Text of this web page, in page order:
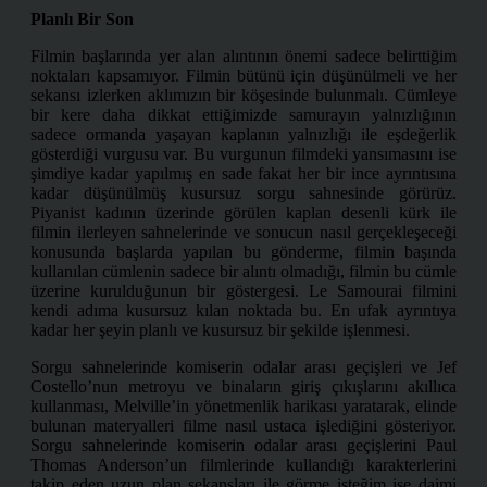
Planlı Bir Son
Filmin başlarında yer alan alıntının önemi sadece belirttiğim
noktaları kapsamıyor. Filmin bütünü için düşünülmeli ve her
sekansı izlerken aklımızın bir köşesinde bulunmalı. Cümleye
bir kere daha dikkat ettiğimizde samurayın yalnızlığının
sadece ormanda yaşayan kaplanın yalnızlığı ile eşdeğerlik
gösterdiği vurgusu var. Bu vurgunun filmdeki yansımasını ise
şimdiye kadar yapılmış en sade fakat her bir ince ayrıntısına
kadar düşünülmüş kusursuz sorgu sahnesinde görürüz.
Piyanist kadının üzerinde görülen kaplan desenli kürk ile
filmin ilerleyen sahnelerinde ve sonucun nasıl gerçekleşeceği
konusunda başlarda yapılan bu gönderme, filmin başında
kullanılan cümlenin sadece bir alıntı olmadığı, filmin bu cümle
üzerine kurulduğunun bir göstergesi. Le Samourai filmini
kendi adıma kusursuz kılan noktada bu. En ufak ayrıntıya
kadar her şeyin planlı ve kusursuz bir şekilde işlenmesi.
Sorgu sahnelerinde komiserin odalar arası geçişleri ve Jef
Costello’nun metroyu ve binaların giriş çıkışlarını akıllıca
kullanması, Melville’in yönetmenlik harikası yaratarak, elinde
bulunan materyalleri filme nasıl ustaca işlediğini gösteriyor.
Sorgu sahnelerinde komiserin odalar arası geçişlerini Paul
Thomas Anderson’un filmlerinde kullandığı karakterlerini